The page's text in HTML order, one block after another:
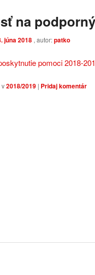
na
júna 2018 , autor:patko
pomoci 2018-
v2018/2019 | Pridaj komentár